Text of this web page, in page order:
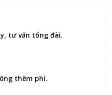
tư vấn tổng đài.
thêm phí.